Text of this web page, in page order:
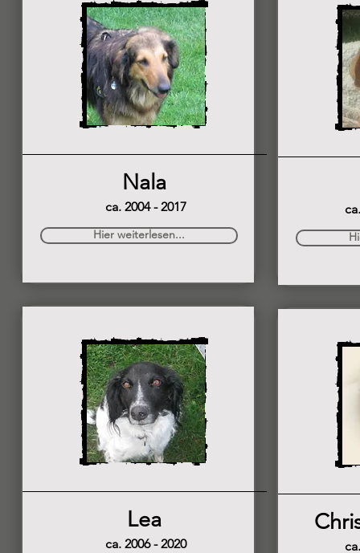
Nala
ca. 2004 - 2017
Hier weiterlesen...
Lea
ca. 2006 - 2020